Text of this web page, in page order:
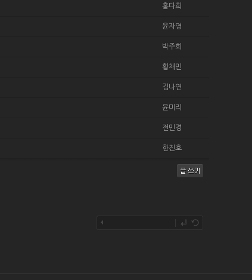
홍다희
윤자영
박주희
황채민
김나연
윤미리
전민경
한진호